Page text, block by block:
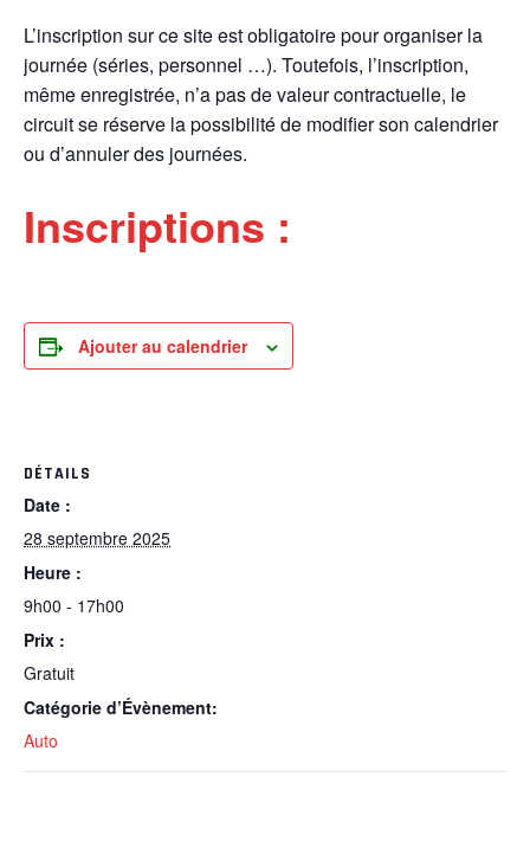
L’inscription sur ce site est obligatoire pour organiser la
journée (séries, personnel …). Toutefois, l’inscription,
même enregistrée, n’a pas de valeur contractuelle, le
circuit se réserve la possibilité de modifier son calendrier
ou d’annuler des journées.
Inscriptions :
Ajouter au calendrier
DÉTAILS
Date :
28 septembre 2025
Heure :
9h00 - 17h00
Prix :
Gratuit
Catégorie d’Évènement:
Auto